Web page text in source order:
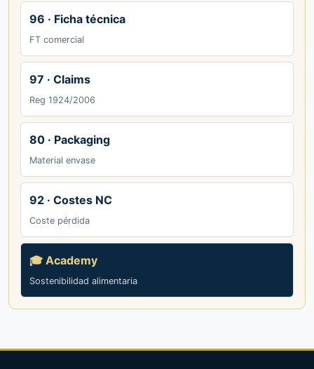
96 · Ficha técnica
FT comercial
97 · Claims
Reg 1924/2006
80 · Packaging
Material envase
92 · Costes NC
Coste pérdida
🎓 Academy
Sostenibilidad alimentaria